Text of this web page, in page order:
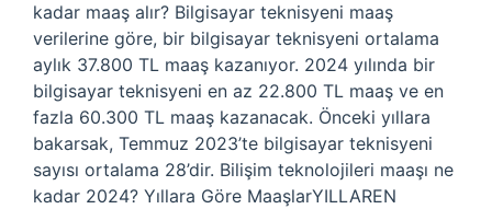
kadar maaş alır? Bilgisayar teknisyeni maaş
verilerine göre, bir bilgisayar teknisyeni ortalama
aylık 37.800 TL maaş kazanıyor. 2024 yılında bir
bilgisayar teknisyeni en az 22.800 TL maaş ve en
fazla 60.300 TL maaş kazanacak. Önceki yıllara
bakarsak, Temmuz 2023’te bilgisayar teknisyeni
sayısı ortalama 28’dir. Bilişim teknolojileri maaşı ne
kadar 2024? Yıllara Göre MaaşlarYILLAREN